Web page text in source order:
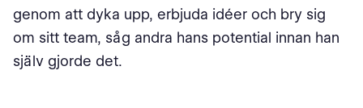
genom att dyka upp, erbjuda idéer och bry sig
om sitt team, såg andra hans potential innan han
själv gjorde det.